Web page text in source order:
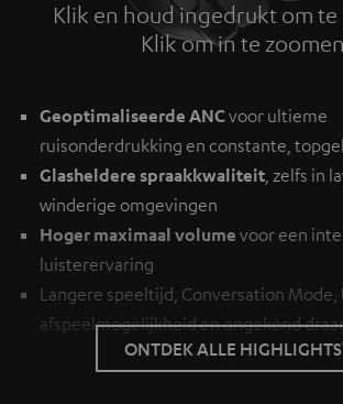
Klik en houd ingedrukt om te
Klik om in te
Tap to zoom
Geoptimaliseerde ANCvoor ultieme
ruisonderdrukking en constante,
Glasheldere spraakkwaliteit, zelfs in
winderige omgevingen
Hoger maximaal volume voor een
luisterervaring
Langere speeltijd, Conversation Mode,
afspeelmogelijkheid en ongekend
ONTDEK ALLE HIGHLIGHTS